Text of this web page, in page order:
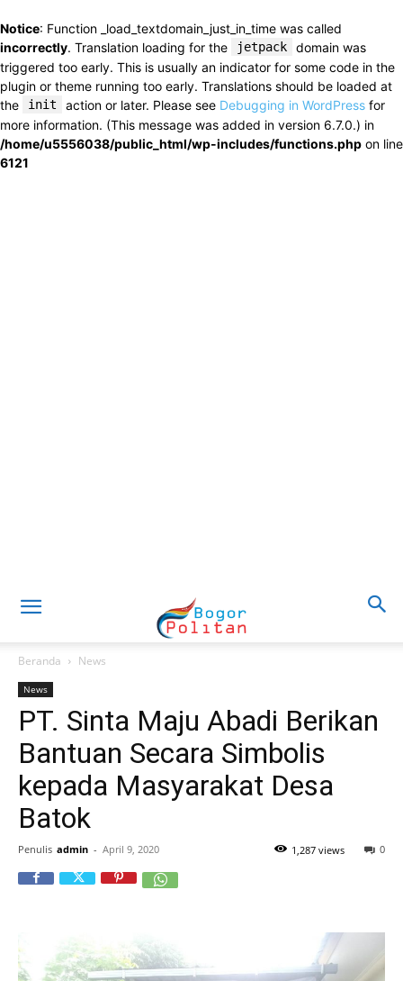
Notice: Function _load_textdomain_just_in_time was called
incorrectly. Translation loading for the jetpack
domain was
triggered too early. This is usually an indicator for some code in the
plugin or theme running too early. Translations should be loaded at
the
init action or later. Please see Debugging in WordPress for
more information. (This message was added in version 6.7.0.) in
/home/u5556038/public_html/wp-includes/functions.php on line
6121
Beranda News
News
PT. Sinta Maju Abadi Berikan
Bantuan Secara Simbolis
kepada Masyarakat Desa
Batok
Penulis admin - April 9, 2020 0
1,287 views